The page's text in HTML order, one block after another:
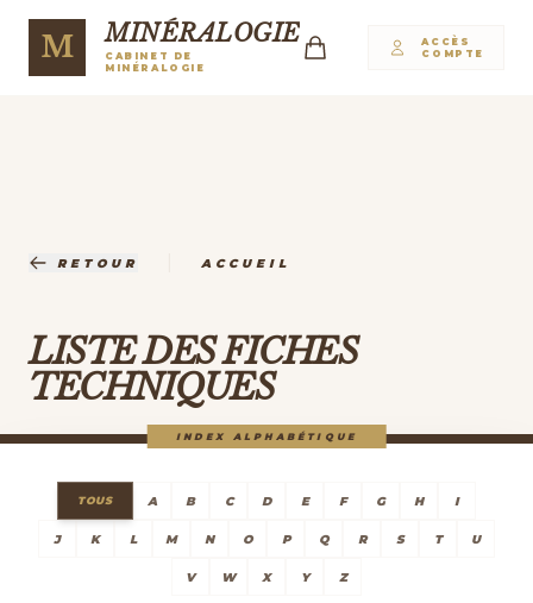
M MINÉRALOGIE
CABINET DE
MINÉRALOGIE
ACCÈS
COMPTE
RETOUR ACCUEIL
LISTE DES FICHES
TECHNIQUES
INDEX ALPHABÉTIQUE
TOUS A B C D E F G H I
J K L M N O P Q R S T U
V W X Y Z